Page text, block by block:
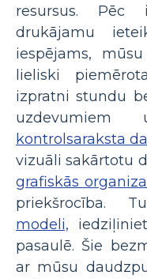
resursus. Pēc
drukājamu
iespējams, mūsu
lieliski
izpratni stundu
uzdevumiem
kontrolsaraksta
vizuāli sakārtotu
grafiskās
priekšrocība.
modeli,
pasaulē. Šie
ar mūsu